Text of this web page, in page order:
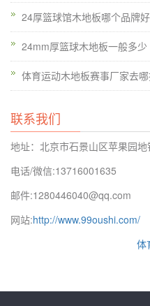
三Sports Floors Inc
Sports Floors Inc致力于
实践，已经发展成为美国
商，同时也是美国全国增
阿肯色州，路易斯安那州
公司超过3,000平方英尺的
1日，搬到了一个全新的
部设有所有运营人员以及
育楼宇有限公司现拥有超
在过去的十年中，Sports
24厚篮球馆木地板哪个品牌好
24mm厚篮球木地板一般多少
体育运动木地板赛事厂家去
联系我们
地址：北京市石景山区苹果园
电话/微信:13716001635
邮件:1280446040@qq.com
网站:http://www.99oushi.com/
体